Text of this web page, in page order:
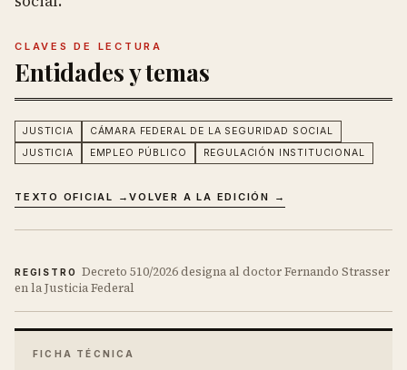
CLAVES DE LECTURA
Entidades y temas
JUSTICIA
CÁMARA FEDERAL DE LA SEGURIDAD SOCIAL
JUSTICIA
EMPLEO PÚBLICO REGULACIÓN INSTITUCIONAL
TEXTO OFICIAL →VOLVER A LA EDICIÓN →
REGISTRO
Decreto 510/2026 designa al doctor Fernando Strasser
en la Justicia Federal
FICHA TÉCNICA